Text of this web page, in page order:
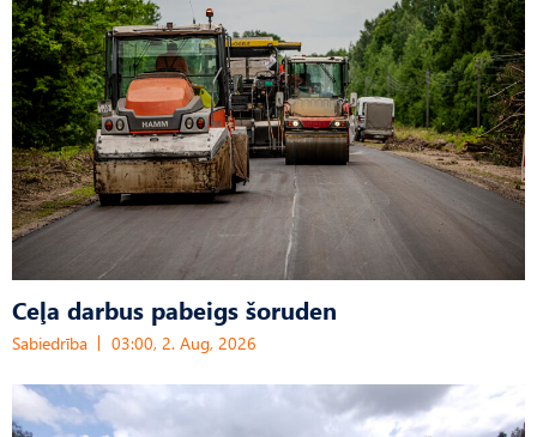
Ceļa darbus pabeigs šoruden
Sabiedrība 03:00, 2. Aug, 2026